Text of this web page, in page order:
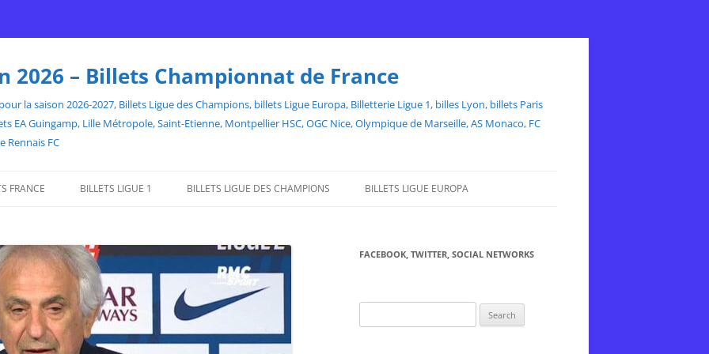
2026 – Billets Championnat de France
la saison 2026-2027, Billets Ligue des Champions, billets Ligue Europa, Billetterie Ligue 1, billes Lyon, billets Paris
EA Guingamp, Lille Métropole, Saint-Etienne, Montpellier HSC, OGC Nice, Olympique de Marseille, AS Monaco, FC
Rennais FC
FRANCE BILLETS LIGUE 1 BILLETS LIGUE DES CHAMPIONS BILLETS LIGUE EUROPA
FACEBOOK, TWITTER, SOCIAL NETWORKS
for: